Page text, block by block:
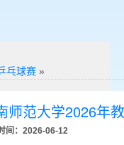
乓球赛 »
师范大学2026年
间：2026-06-12